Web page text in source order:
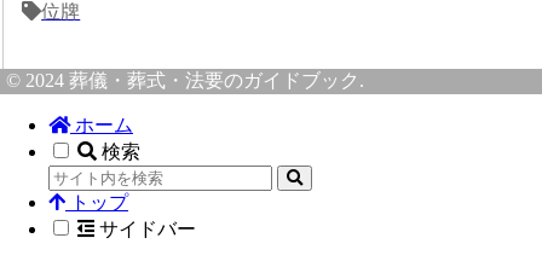
位牌
© 2024 葬儀・葬式・法要のガイドブック.
ホーム
検索
トップ
サイドバー